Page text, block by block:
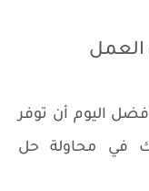
العمل
اليوم أن توفر
في محاولة حل